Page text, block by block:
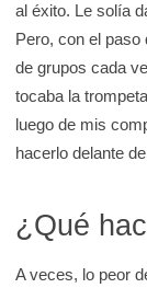
al éxito. Le solía
Pero, con el paso
de grupos cada
tocaba la
luego de mis
hacerlo delante
¿Qué
A veces, lo peor